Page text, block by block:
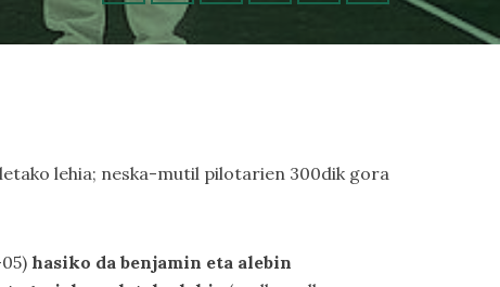
lehia; neska-mutil pilotarien 300dik gora
hasiko da benjamin eta alebin